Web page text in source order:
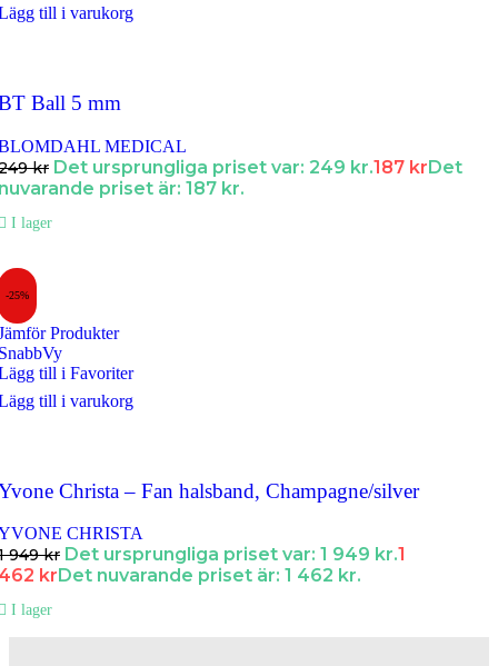
till i varukorg
Ball 5 mm
MEDICAL
kr Det ursprungliga priset var: 249 kr.187 krDet
priset är: 187 kr.
I lager
-25%
Produkter
till i Favoriter
till i varukorg
Christa – Fan halsband, Champagne/silver
CHRISTA
949kr Det ursprungliga priset var: 1 949 kr.1
kr Det nuvarande priset är: 1 462 kr.
I lager